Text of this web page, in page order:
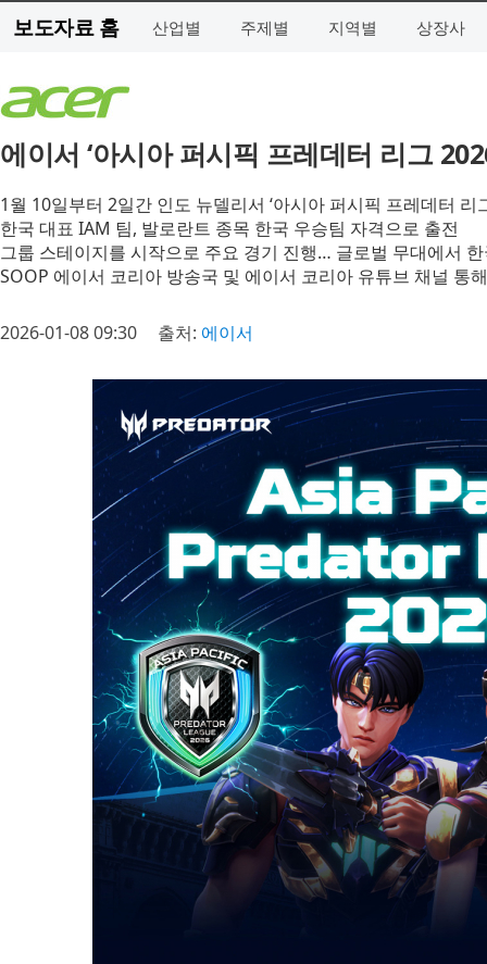
보도자료 홈 산업별 주제별 지역별 상장사
에이서 ‘아시아 퍼시픽 프레데터 리그
1월 10일부터 2일간 인도 뉴델리서 ‘아시아 퍼시픽 프레데터 리
한국 대표 IAM 팀, 발로란트 종목 한국 우승팀 자격으로 출전
그룹 스테이지를 시작으로 주요 경기 진행… 글로벌 무대에서
SOOP 에이서 코리아 방송국 및 에이서 코리아 유튜브 채널 통
2026-01-08 09:30 출처: 에이서